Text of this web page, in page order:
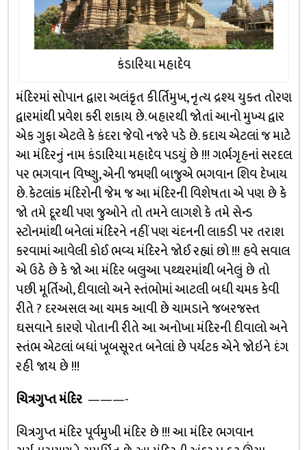
કંડારિયા મહાદેવ
મંદિરમાં સોપાન દ્વારા અલંકૃત કીર્તિમુખ, નૃત્ય દ્રશ્ય યુક્ત તોરણ
દ્વારમાંથી પ્રવેશ કરી શકાય છે. બહારથી જોતાં આનો મુખ્ય દ્વાર
એક ગુફા એટલે કે કંદરા જેવો નજરે પડે છે. કદાચ એટલાં જ માટે
આ મંદિરનું નામ કંડારિયા મહાદેવ પડયું છે !!! ગર્ભગૃહનાં સરદલ
પર ભગવાન વિષ્ણુ, એની જમણી બાજુએ ભગવાન શિવ દેખાય
છે. કેટલાંક મંદિરોની જેમ જ આ મંદિરની વિશેષતા એ પણ છે કે
જો તમે દૂરથી પણ જુઓને તો તમને લાગશે કે તમે સેન્ડ
સ્ટોનમાંથી બનેલાં મંદિરને નહીં પણ ચંદનની લાકડી પર તરાશ
કરવામાં આવેલી કોઈ ભવ્ય મંદિરને જોઈ રહ્યાં છો !!! હવે સવાલ
એ ઉઠે છે કે જો આ મંદિર બલુઆ પથ્થરમાંથી બનેલું છે તો
પછી મૂર્તિઓ, દીવાલો અને સ્તંભોમાં આટલી બધી ચમક કેવી
રીતે ? દરઅસલ આ ચમક આવી છે ચામડાને જબરજસ્ત
ઘસવાને કારણે પોતાની રીતે આ અનોખા મંદિરની દીવાલો અને
સ્તંભ એટલાં બધાં ખૂબસૂરત બનેલાં છે પર્યટક એને જોઇને દંગ
રહી જાય છે !!!
ચિત્રગુપ્ત મંદિર———-
ચિત્રગુપ્ત મંદિર પૂર્વમુખી મંદિર છે !!! આ મંદિર ભગવાન